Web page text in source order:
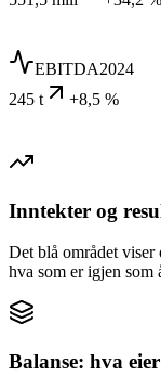
EBITDA2024
245 t
+8,5 %
Inntekter og
Det blå området
hva som er igjen som
Balanse: hva